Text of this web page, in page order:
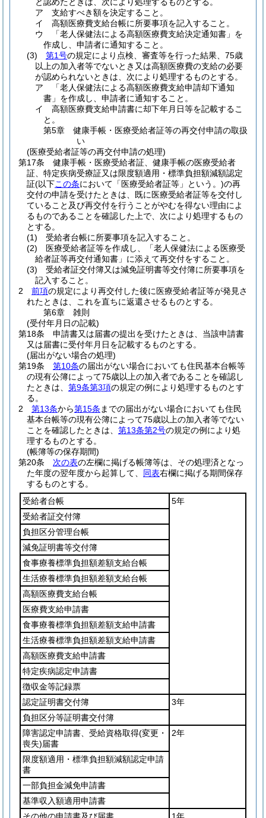
ア
支給すべき額を決定すること。
イ
高額医療費支給台帳に所要事項を記入すること。
ウ
「老人保健法による高額医療費支給決定通知書」を
作成し、申請者に通知すること。
(3)
第1号の規定により点検、審査等を行った結果、75歳
以上の加入者等でないとき又は高額医療費の支給の必要
が認められないときは、次により処理するものとする。
ア
「老人保健法による高額医療費支給申請却下通知
書」を作成し、申請者に通知すること。
イ
高額医療費支給申請書に却下年月日等を記載するこ
と。
第5章
健康手帳・医療受給者証等の再交付申請の取扱
い
(医療受給者証等の再交付申請の処理)
第17条
健康手帳・医療受給者証、健康手帳の医療受給者
証、特定疾病受療証又は限度額適用・標準負担額減額認定
証(以下この条において「医療受給者証等」という。)の再
交付の申請を受けたときは、既に医療受給者証等を交付し
ていること及び再交付を行うことがやむを得ない理由によ
るものであることを確認した上で、次により処理するもの
とする。
(1)
受給者台帳に所要事項を記入すること。
(2)
医療受給者証等を作成し、「老人保健法による医療受
給者証等再交付通知書」に添えて再交付をすること。
(3)
受給者証交付簿又は減免証明書等交付簿に所要事項を
記入すること。
2
前項の規定により再交付した後に医療受給者証等が発見さ
れたときは、これを直ちに返還させるものとする。
第6章
雑則
(受付年月日の記載)
第18条
申請書又は届書の提出を受けたときは、当該申請書
又は届書に受付年月日を記載するものとする。
(届出がない場合の処理)
第19条
第10条の届出がない場合においても住民基本台帳等
の現有公簿によって75歳以上の加入者であることを確認し
たときは、 第9条第3項の規定の例により処理するものとす
る。
2
第13条から第15条 までの届出がない場合においても住民
基本台帳等の現有公簿によって75歳以上の加入者等でない
ことを確認したときは、 第13条第2号の規定の例により処
理するものとする。
(帳簿等の保存期間)
第20条
次の表の左欄に掲げる帳簿等は、その処理済となっ
た年度の翌年度から起算して、 同表右欄に掲げる期間保存
するものとする。
受給者台帳
5年
受給者証交付簿
負担区分管理台帳
減免証明書等交付簿
食事療養標準負担額差額支給台帳
生活療養標準負担額差額支給台帳
高額医療費支給台帳
医療費支給申請書
食事療養標準負担額差額支給申請書
生活療養標準負担額差額支給申請書
高額医療費支給申請書
特定疾病認定申請書
徴収金等記録票
認定証明書交付簿
3年
負担区分等証明書交付簿
障害認定申請書、受給資格取得(変更・
喪失)届書
2年
限度額適用・標準負担額減額認定申請
書
一部負担金減免申請書
基準収入額適用申請書